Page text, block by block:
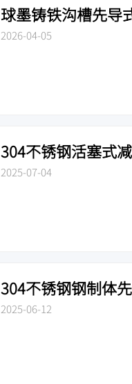
球墨铸铁沟槽先导
2026-04-05
304不锈钢活塞式
2025-07-04
304不锈钢钢制体
2025-06-12